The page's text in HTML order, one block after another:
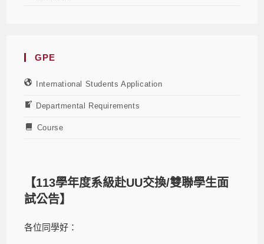
GPE
International Students Application
Departmental Requirements
Course
【113學年度系級赴UU交換/雙聯學生面
試公告】
各位同學好：